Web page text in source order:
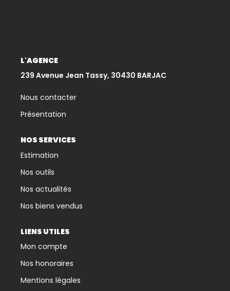
L'AGENCE
239 Avenue Jean Tassy, 30430 BARJAC
Nous contacter
Présentation
NOS SERVICES
Estimation
Nos outils
Nos actualités
Nos biens vendus
LIENS UTILES
Mon compte
Nos honoraires
Mentions légales